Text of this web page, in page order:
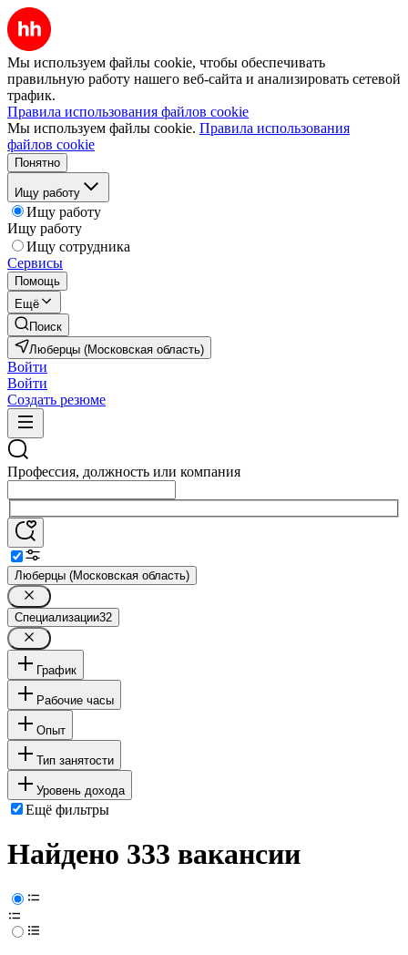
Мы используем файлы cookie, чтобы обеспечивать
правильную работу нашего веб-сайта и анализировать сетевой
трафик.
Правила использования файлов cookie
Мы используем файлы cookie. Правила использования
файлов cookie
Понятно
Ищу работу
Ищу работу
Ищу работу
Ищу сотрудника
Сервисы
Помощь
Ещё
Поиск
Люберцы (Московская область)
Войти
Войти
Создать резюме
Профессия, должность или компания
Люберцы (Московская область)
Специализации32
График
Рабочие часы
Опыт
Тип занятости
Уровень дохода
Ещё фильтры
Найдено 333 вакансии